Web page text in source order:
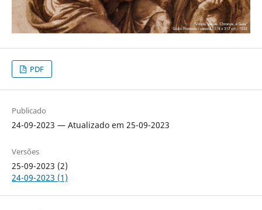
PDF
Publicado
24-09-2023 — Atualizado em 25-09-2023
Versões
25-09-2023 (2)
24-09-2023 (1)